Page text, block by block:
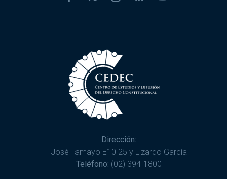
Dirección:
José Tamayo E10 25 y Lizardo García
Teléfono: (02) 394-1800